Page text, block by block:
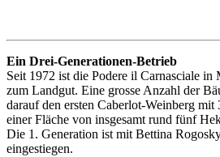
Ein Drei-Generationen-Betrieb
Seit 1972 ist die Podere il Carnasciale
zum Landgut. Eine grosse Anzahl der
darauf den ersten Caberlot-Weinberg
einer Fläche von insgesamt rund fünf
Die 1. Generation ist mit Bettina
eingestiegen.